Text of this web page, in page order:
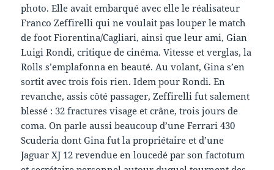
photo. Elle avait embarqué avec elle le réalisateur
Franco Zeffirelli qui ne voulait pas louper le match
de foot Fiorentina/Cagliari, ainsi que leur ami, Gian
Luigi Rondi, critique de cinéma. Vitesse et verglas, la
Rolls s’emplafonna en beauté. Au volant, Gina s’en
sortit avec trois fois rien. Idem pour Rondi. En
revanche, assis côté passager, Zeffirelli fut salement
blessé : 32 fractures visage et crâne, trois jours de
coma. On parle aussi beaucoup d’une Ferrari 430
Scuderia dont Gina fut la propriétaire et d’une
Jaguar XJ 12 revendue en loucedé par son factotum